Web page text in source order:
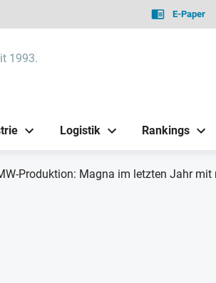
E-Paper
1993.
Logistik Rankings
Produktion: Magna im letzten Jahr mit